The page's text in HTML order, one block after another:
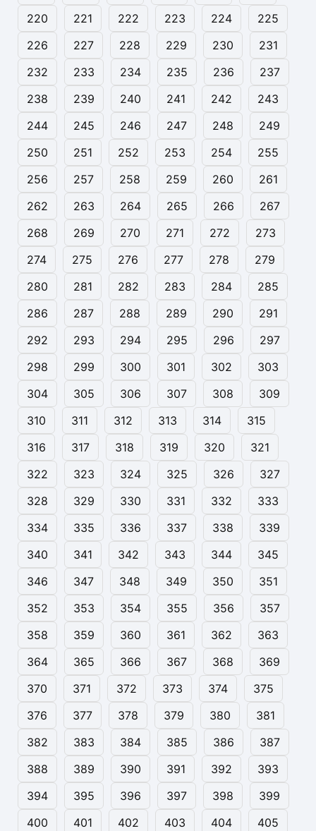
220
221 222 223 224
225
226
227 228 229 230
231
232
233 234 235 236
237
238
239 240 241 242
243
244
245 246 247 248
249
250
251 252 253 254
255
256
257 258 259 260
261
262
263 264 265 266
267
268
269 270 271 272
273
274
275 276 277 278
279
280
281 282 283 284
285
286
287 288 289 290
291
292
293 294 295 296
297
298
299 300 301 302
303
304
305 306 307 308
309
310
311 312 313 314
315
316
317 318 319 320
321
322
323 324 325 326
327
328
329 330 331 332
333
334
335 336 337 338
339
340
341 342 343 344
345
346
347 348 349 350
351
352
353 354 355 356
357
358
359 360 361 362
363
364
365 366 367 368
369
370
371 372 373 374
375
376
377 378 379 380
381
382
383 384 385 386
387
388
389 390 391 392
393
394
395 396 397 398
399
400
401 402 403 404 405